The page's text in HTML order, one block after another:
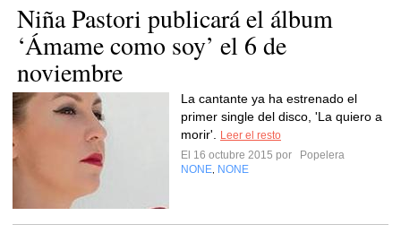
Niña Pastori publicará el álbum
‘Ámame como soy’ el 6 de
noviembre
La cantante ya ha estrenado el
primer single del disco, 'La quiero a
morir'.
Leer el resto
El 16 octubre 2015 por
Popelera
NONE NONE